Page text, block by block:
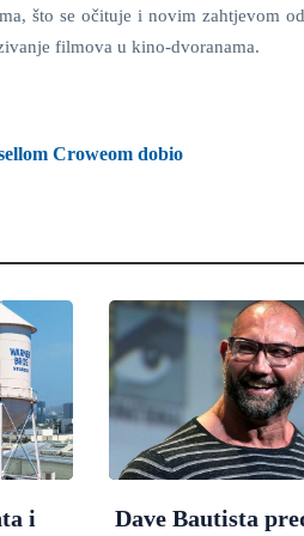
što se očituje i novim zahtjevom
filmova u kino-dvoranama.
Croweom dobio
i
Dave Bautista